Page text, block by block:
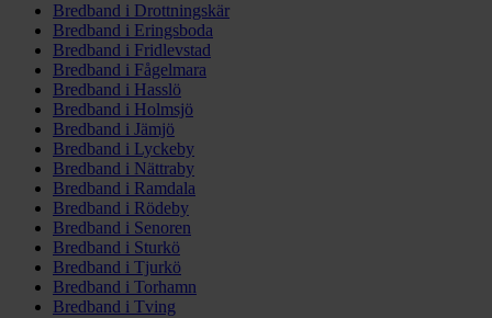
Bredband i Drottningskär
Bredband i Eringsboda
Bredband i Fridlevstad
Bredband i Fågelmara
Bredband i Hasslö
Bredband i Holmsjö
Bredband i Jämjö
Bredband i Lyckeby
Bredband i Nättraby
Bredband i Ramdala
Bredband i Rödeby
Bredband i Senoren
Bredband i Sturkö
Bredband i Tjurkö
Bredband i Torhamn
Bredband i Tving